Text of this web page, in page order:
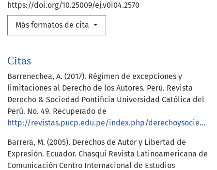
https://doi.org/10.25009/ej.v0i04.2570
Más formatos de cita
Citas
Barrenechea, A. (2017). Régimen de excepciones y
limitaciones al Derecho de los Autores. Perú. Revista
Derecho & Sociedad Pontificia Universidad Católica del
Perú. No. 49. Recuperado de
http://revistas.pucp.edu.pe/index.php/derechoysociedad/article/view/19877
Barrera, M. (2005). Derechos de Autor y Libertad de
Expresión. Ecuador. Chasqui Revista Latinoamericana de
Comunicación Centro Internacional de Estudios